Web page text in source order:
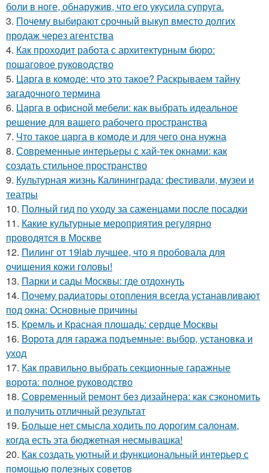
боли в ноге, обнаружив, что его укусила супруга.
3. Почему выбирают срочный выкуп вместо долгих
продаж через агентства
4. Как проходит работа с архитектурным бюро:
пошаговое руководство
5. Царга в комоде: что это такое? Раскрываем тайну
загадочного термина
6. Царга в офисной мебели: как выбрать идеальное
решение для вашего рабочего пространства
7. Что такое царга в комоде и для чего она нужна
8. Современные интерьеры с хай-тек окнами: как
создать стильное пространство
9. Культурная жизнь Калининграда: фестивали, музеи и
театры
10. Полный гид по уходу за саженцами после посадки
11. Какие культурные мероприятия регулярно
проводятся в Москве
12. Пилинг от 19lab лучшее, что я пробовала для
очищения кожи головы!
13. Парки и сады Москвы: где отдохнуть
14. Почему радиаторы отопления всегда устанавливают
под окна: Основные причины
15. Кремль и Красная площадь: сердце Москвы
16. Ворота для гаража подъемные: выбор, установка и
уход
17. Как правильно выбрать секционные гаражные
ворота: полное руководство
18. Современный ремонт без дизайнера: как сэкономить
и получить отличный результат
19. Больше нет смысла ходить по дорогим салонам,
когда есть эта бюджетная несмывашка!
20. Как создать уютный и функциональный интерьер с
помощью полезных советов